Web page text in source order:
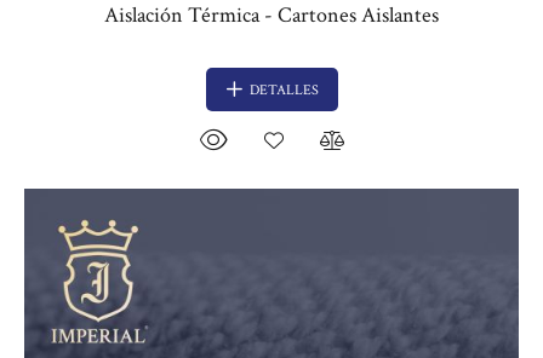
Aislación Térmica - Cartones Aislantes
DETALLES